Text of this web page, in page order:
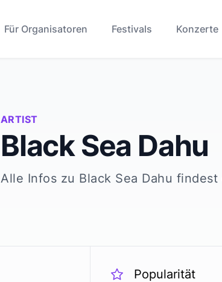
Für Organisatoren Festivals Konzerte
ARTIST
Black Sea Dahu
Alle Infos zu Black Sea Dahu findest
Popularität